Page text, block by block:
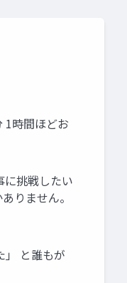
1時間ほどお
に挑戦したい
りません。
」 と誰もが